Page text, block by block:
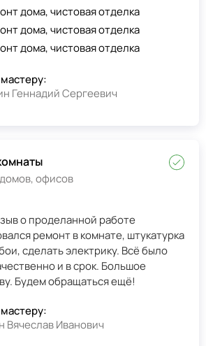
Геннадий Сергеевич
офисов
о проделанной работе
ремонт в комнате, штукатурка
сделать электрику. Всё было
и в срок. Большое
Будем обращаться ещё!
Вячеслав Иванович